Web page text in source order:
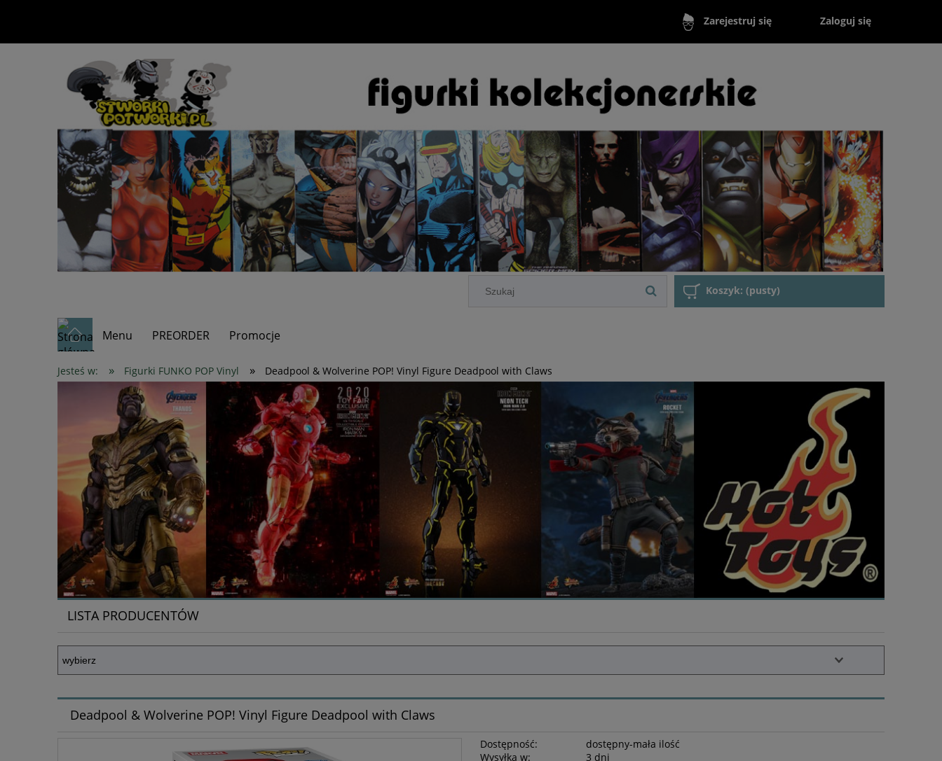
Zarejestruj się Zaloguj się
Koszyk: (pusty)
Menu PREORDER Promocje
Jesteś w: » Figurki FUNKO POP Vinyl » Deadpool & Wolverine POP! Vinyl Figure Deadpool with Claws
LISTA PRODUCENTÓW
Deadpool & Wolverine POP! Vinyl Figure Deadpool with Claws
Dostępność:
dostępny-mała ilość
Wysyłka w:
3 dni